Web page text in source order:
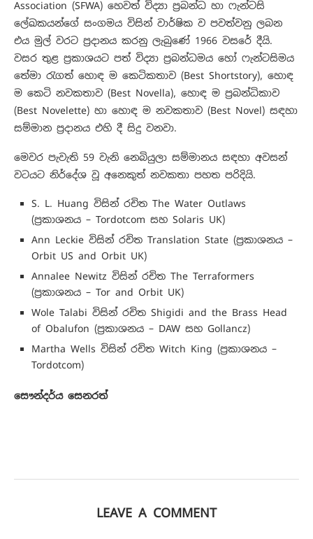
Association (SFWA) හෙවත් විද්‍යා ප්‍රබන්ධ හා ෆැන්ටසි
ලේඛකයන්ගේ සංගමය විසින් වාර්ෂික ව පවත්වනු ලබන
එය මුල් වරට ප්‍රදානය කරනු ලැබුණේ 1966 වසරේ දීයි.
වසර තුළ ප්‍රකාශයට පත් විද්‍යා ප්‍රබන්ධමය හෝ ෆැන්ටසිමය
තේමා රැගත් හොඳ ම කෙටිකතාව (Best Shortstory), හොඳ
ම කෙටි නවකතාව (Best Novella), හොඳ ම ප්‍රබන්ධිකාව
(Best Novelette) හා හොඳ ම නවකතාව (Best Novel) සඳහා
සම්මාන ප්‍රදානය එහි දී සිදු වනවා.
මෙවර පැවැති 59 වැනි නෙබියුලා සම්මානය සඳහා අවසන්
වටයට නිර්දේශ වූ අනෙකුත් නවකතා පහත පරිදියි.
S. L. Huang විසින් රචිත The Water Outlaws
(ප්‍රකාශනය – Tordotcom සහ Solaris UK)
Ann Leckie විසින් රචිත Translation State (ප්‍රකාශනය –
Orbit US and Orbit UK)
Annalee Newitz විසින් රචිත The Terraformers
(ප්‍රකාශනය – Tor and Orbit UK)
Wole Talabi විසින් රචිත Shigidi and the Brass Head
of Obalufon (ප්‍රකාශනය – DAW සහ Gollancz)
Martha Wells විසින් රචිත Witch King (ප්‍රකාශනය –
Tordotcom)
සෞන්දර්ය සෙනරත්
LEAVE A COMMENT